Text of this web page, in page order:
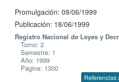
Promulgación: 09/06/1999
Publicación: 18/06/1999
Registro Nacional de Leyes y
Tomo: 2
Semestre: 1
Año: 1999
Página: 1300
Referencias